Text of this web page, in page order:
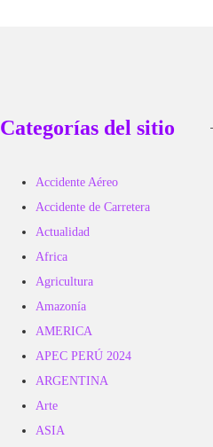
Categorías del sitio
Accidente Aéreo
Accidente de Carretera
Actualidad
Africa
Agricultura
Amazonía
AMERICA
APEC PERÚ 2024
ARGENTINA
Arte
ASIA